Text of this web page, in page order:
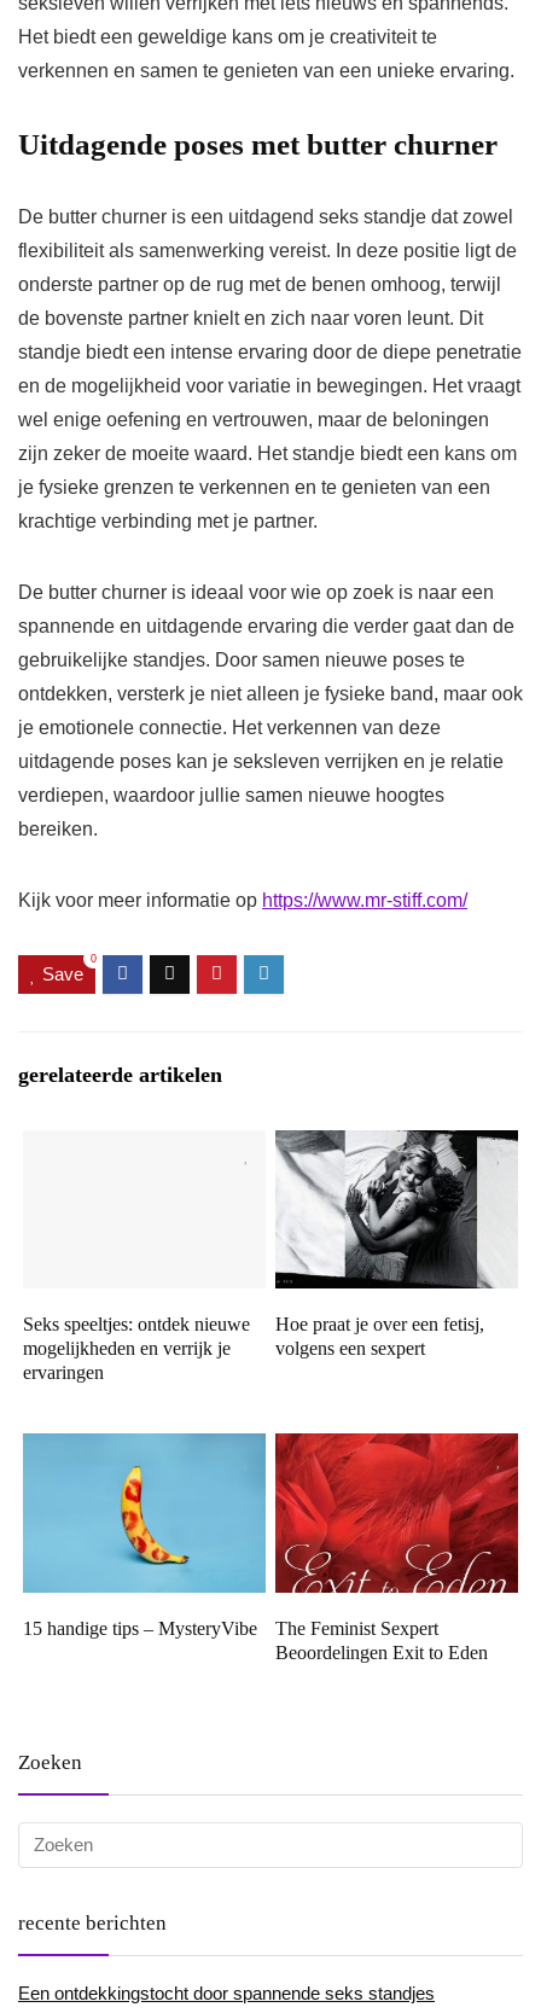
Het biedt een geweldige kans om je creativiteit te
verkennen en samen te genieten van een unieke ervaring.
Uitdagende poses met butter churner
De butter churner is een uitdagend seks standje dat zowel
flexibiliteit als samenwerking vereist. In deze positie ligt de
onderste partner op de rug met de benen omhoog, terwijl
de bovenste partner knielt en zich naar voren leunt. Dit
standje biedt een intense ervaring door de diepe penetratie
en de mogelijkheid voor variatie in bewegingen. Het vraagt
wel enige oefening en vertrouwen, maar de beloningen
zijn zeker de moeite waard. Het standje biedt een kans om
je fysieke grenzen te verkennen en te genieten van een
krachtige verbinding met je partner.
De butter churner is ideaal voor wie op zoek is naar een
spannende en uitdagende ervaring die verder gaat dan de
gebruikelijke standjes. Door samen nieuwe poses te
ontdekken, versterk je niet alleen je fysieke band, maar ook
je emotionele connectie. Het verkennen van deze
uitdagende poses kan je seksleven verrijken en je relatie
verdiepen, waardoor jullie samen nieuwe hoogtes
bereiken.
Kijk voor meer informatie op https://www.mr-stiff.com/
Save
0
gerelateerde artikelen
Seks speeltjes: ontdek nieuwe
mogelijkheden en verrijk je
ervaringen
Hoe praat je over een fetisj,
volgens een sexpert
15 handige tips – MysteryVibe
The Feminist Sexpert
Beoordelingen Exit to Eden
Zoeken
recente berichten
Een ontdekkingstocht door spannende seks standjes